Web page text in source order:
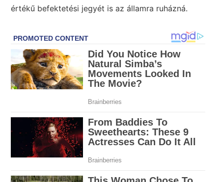
értékű befektetési jegyét is az államra ruházná.